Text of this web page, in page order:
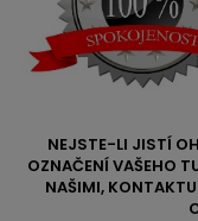
NEJSTE-LI JISTÍ
OZNAČENÍ VAŠEHO
NAŠIMI,